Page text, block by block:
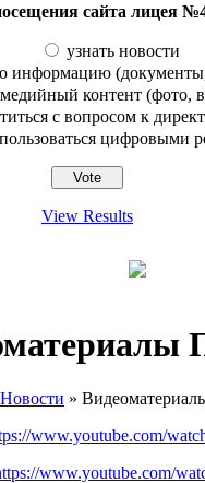
сайта лицея
узнать новости
информацию
контент
с вопросом к
цифровыми
View Results
Новости »
www.youtube.com/
www.youtube.com/